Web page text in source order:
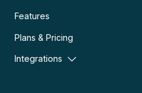
Features
Plans & Pricing
Integrations